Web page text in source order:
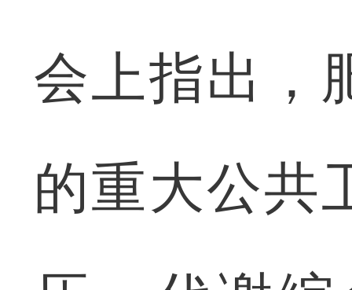
会上指出，
的重大公共